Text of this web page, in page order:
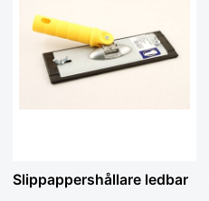
Slippappershållare ledbar